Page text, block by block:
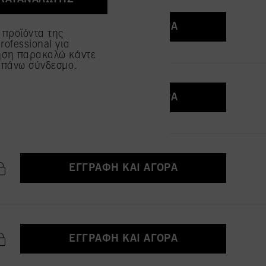
ΕΓΓΡΑΦΉ ΚΑΙ ΑΓΟΡΆ
ΕΓΓΡΑΦΉ ΚΑΙ ΑΓΟΡΆ
ΕΓΓΡΑΦΉ ΚΑΙ ΑΓΟΡΆ
ΕΓΓΡΑΦΉ ΚΑΙ ΑΓΟΡΆ
της
για
παρακαλώ κάντε
σύνδεσμο.
σκοπούς που